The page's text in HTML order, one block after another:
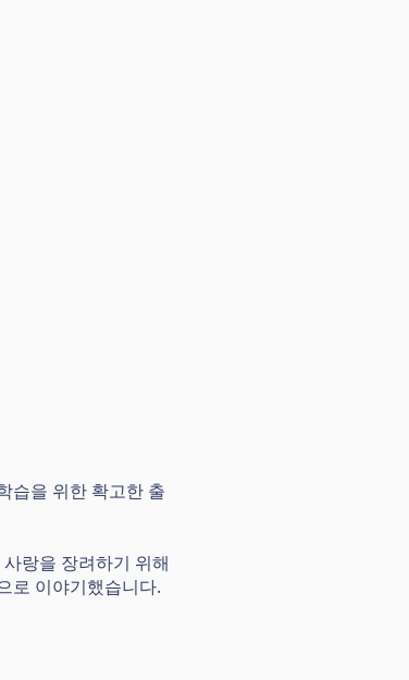
습을 위한 확고한 출
랑을 장려하기 위해
로 이야기했습니다.